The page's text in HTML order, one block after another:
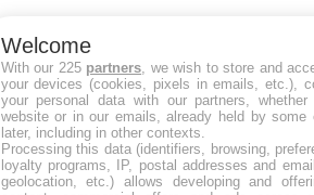
Welcome
With our 225 partners , we wish to store and
your devices (cookies, pixels in emails, etc.),
your personal data with our partners,
website or in our emails, already held by some
later, including in other contexts.
Processing this data (identifiers, browsing,
loyalty programs, IP, postal addresses and
geolocation, etc.) allows developing and